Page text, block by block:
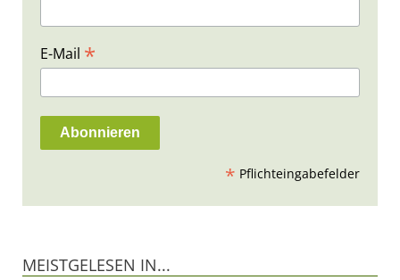
E-Mail *
* Pflichteingabefelder
MEISTGELESEN IN...